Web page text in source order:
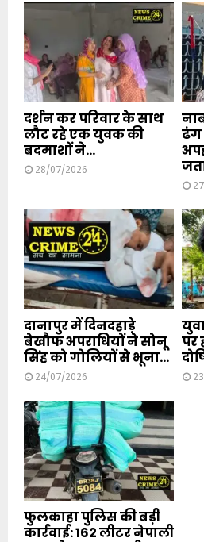
दर्शन कर परिवार के साथ
लौट रहे एक युवक की
बदमाशों ने...
28/07/2026
ढंग
दानापुर में दिनदहाड़े
बेखौफ अपराधियों ने सोनू
सिंह को गोलियों से भूना...
24/07/2026
पर
फुलकाहा पुलिस की बड़ी
कार्रवाई: 162 लीटर नेपाली